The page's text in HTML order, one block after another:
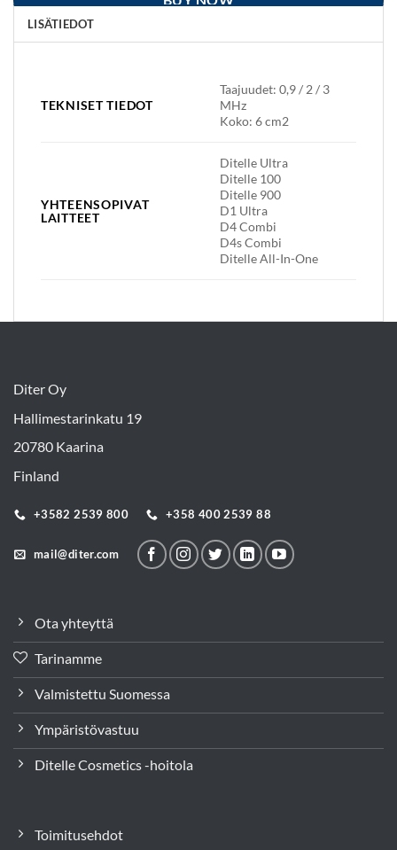
LISÄTIEDOT
TEKNISET TIEDOT
Taajuudet: 0,9 / 2 / 3
MHz
Koko: 6 cm2
YHTEENSOPIVAT
LAITTEET
Ditelle Ultra
Ditelle 100
Ditelle 900
D1 Ultra
D4 Combi
D4s Combi
Ditelle All-In-One
Diter Oy
Hallimestarinkatu 19
20780 Kaarina
Finland
+3582 2539 800 +358 400 2539 88
mail@diter.com
Ota yhteyttä
Tarinamme
Valmistettu Suomessa
Ympäristövastuu
Ditelle Cosmetics -hoitola
Toimitusehdot